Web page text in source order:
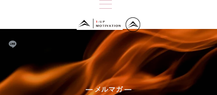
— メルマガ —